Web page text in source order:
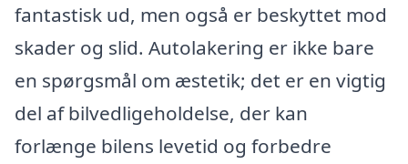
fantastisk ud, men også er beskyttet mod
skader og slid. Autolakering er ikke bare
en spørgsmål om æstetik; det er en vigtig
del af bilvedligeholdelse, der kan
forlænge bilens levetid og forbedre